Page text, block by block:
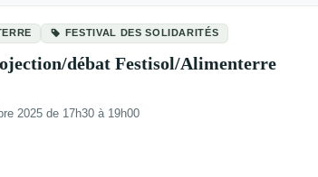
FESTIVAL DES SOLIDARITÉS
débat Festisol/Alimenterre
2025 de 17h30 à 19h00